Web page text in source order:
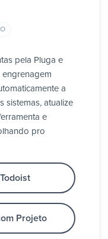
pela Pluga e
a
sistemas, atualize
e
pro
Projeto